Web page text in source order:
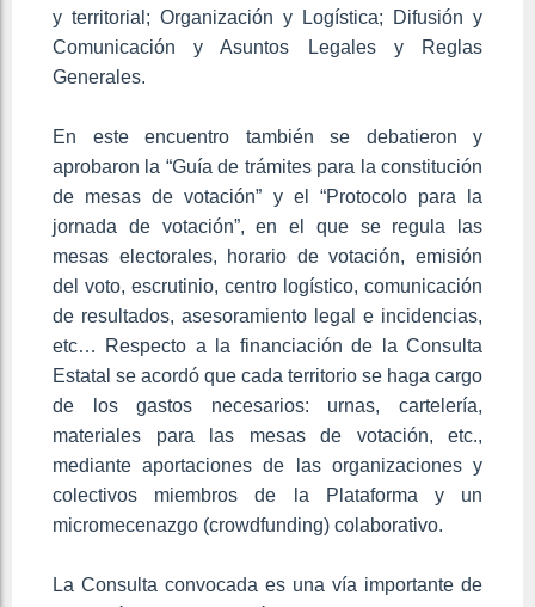
y territorial; Organización y Logística; Difusión y
Comunicación y Asuntos Legales y Reglas
Generales.
En este encuentro también se debatieron y
aprobaron la “Guía de trámites para la constitución
de mesas de votación” y el “Protocolo para la
jornada de votación”, en el que se regula las
mesas electorales, horario de votación, emisión
del voto, escrutinio, centro logístico, comunicación
de resultados, asesoramiento legal e incidencias,
etc… Respecto a la financiación de la Consulta
Estatal se acordó que cada territorio se haga cargo
de los gastos necesarios: urnas, cartelería,
materiales para las mesas de votación, etc.,
mediante aportaciones de las organizaciones y
colectivos miembros de la Plataforma y un
micromecenazgo (crowdfunding) colaborativo.
La Consulta convocada es una vía importante de